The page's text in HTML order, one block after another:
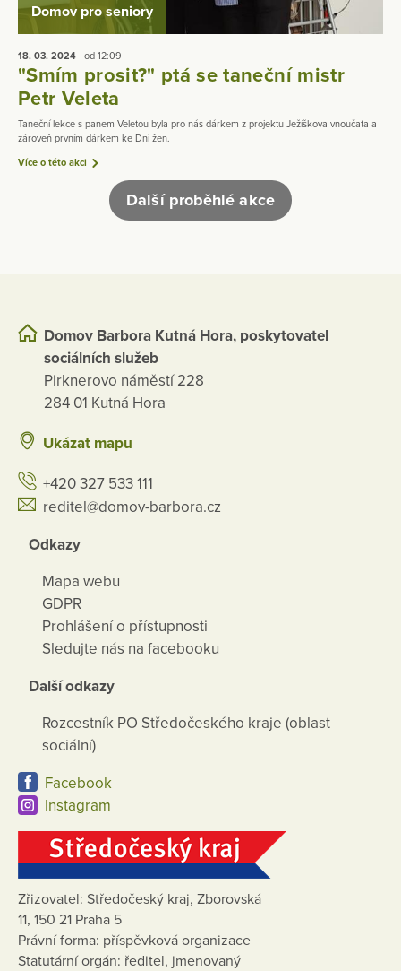
Domov pro seniory
18. 03. 2024 od 12:09
"Smím prosit?" ptá se taneční mistr
Petr Veleta
Taneční lekce s panem Veletou byla pro nás dárkem z projektu Ježíškova vnoučata a
zároveň prvním dárkem ke Dni žen.
Více o této akci
Další proběhlé akce
Domov Barbora Kutná Hora, poskytovatel
sociálních služeb
Pirknerovo náměstí 228
284 01 Kutná Hora
Ukázat mapu
+420 327 533 111
reditel@domov-barbora.cz
Odkazy
Mapa webu
GDPR
Prohlášení o přístupnosti
Sledujte nás na facebooku
Další odkazy
Rozcestník PO Středočeského kraje (oblast
sociální)
Facebook
Instagram
Zřizovatel: Středočeský kraj, Zborovská
11, 150 21 Praha 5
Právní forma: příspěvková organizace
Statutární orgán: ředitel, jmenovaný